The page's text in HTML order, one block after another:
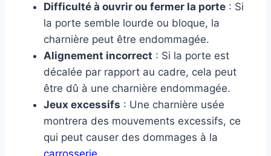
Difficulté à ouvrir ou fermer la porte : Si
la porte semble lourde ou bloque, la
charnière peut être endommagée.
Alignement incorrect : Si la porte est
décalée par rapport au cadre, cela peut
être dû à une charnière endommagée.
Jeux excessifs : Une charnière usée
montrera des mouvements excessifs, ce
qui peut causer des dommages à la